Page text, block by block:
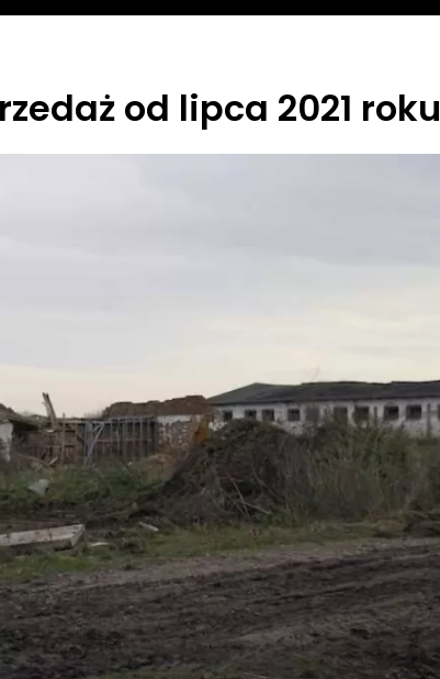
od lipca 2021 roku